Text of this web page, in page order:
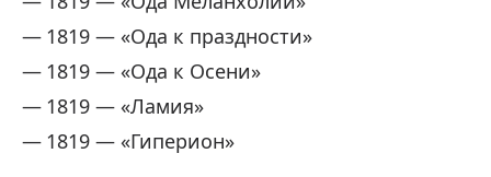
1819 — «Ода к праздности»
1819 — «Ода к Осени»
1819 — «Ламия»
1819 — «Гиперион»